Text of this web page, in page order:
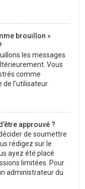
brouillon »
les messages
Vous
comme
l’utilisateur.
approuvé ?
de soumettre
rédigez sur le
ayez été placé
limitées. Pour
administrateur du